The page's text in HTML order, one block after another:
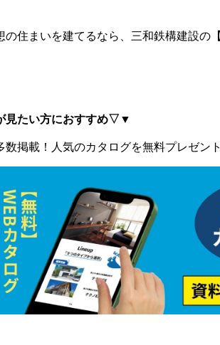
の住まいを建てるなら、三和鉄構建設の
たい方におすすめ▽▼
掲載！ 人気のカタログを無料プレゼン